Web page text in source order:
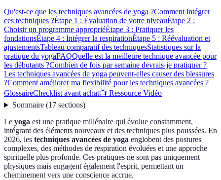
Qu'est-ce que les techniques avancées de yoga ?Comment intégrer
ces techniques ?Étape 1 : Évaluation de votre niveauÉtape 2 :
Choisir un programme appropriéÉtape 3 : Pratiquer les
fondationsÉtape 4 : Intégrer la respirationÉtape 5 : Réévaluation et
ajustementsTableau comparatif des techniquesStatistiques sur la
pratique du yogaFAQQuelle est la meilleure technique avancée pour
les débutants ?Combien de fois par semaine devrais-je pratiquer ?
Les techniques avancées de yoga peuvent-elles causer des blessures
?Comment améliorer ma flexibilité pour les techniques avancées ?
GlossaireChecklist avant achat📺 Ressource Vidéo
Sommaire(17 sections)
Le yoga est une pratique millénaire qui évolue constamment,
intégrant des éléments nouveaux et des techniques plus poussées. En
2026, les techniques avancées de yoga englobent des postures
complexes, des méthodes de respiration évoluées et une approche
spirituelle plus profonde. Ces pratiques ne sont pas uniquement
physiques mais engagent également l'esprit, permettant un
cheminement vers une conscience accrue.